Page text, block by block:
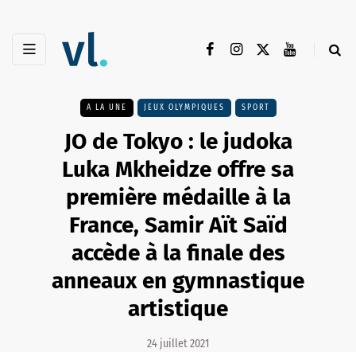
A LA UNE JEUX OLYMPIQUES SPORT
JO de Tokyo : le judoka
Luka Mkheidze offre sa
première médaille à la
France, Samir Aït Saïd
accède à la finale des
anneaux en gymnastique
artistique
24 juillet 2021